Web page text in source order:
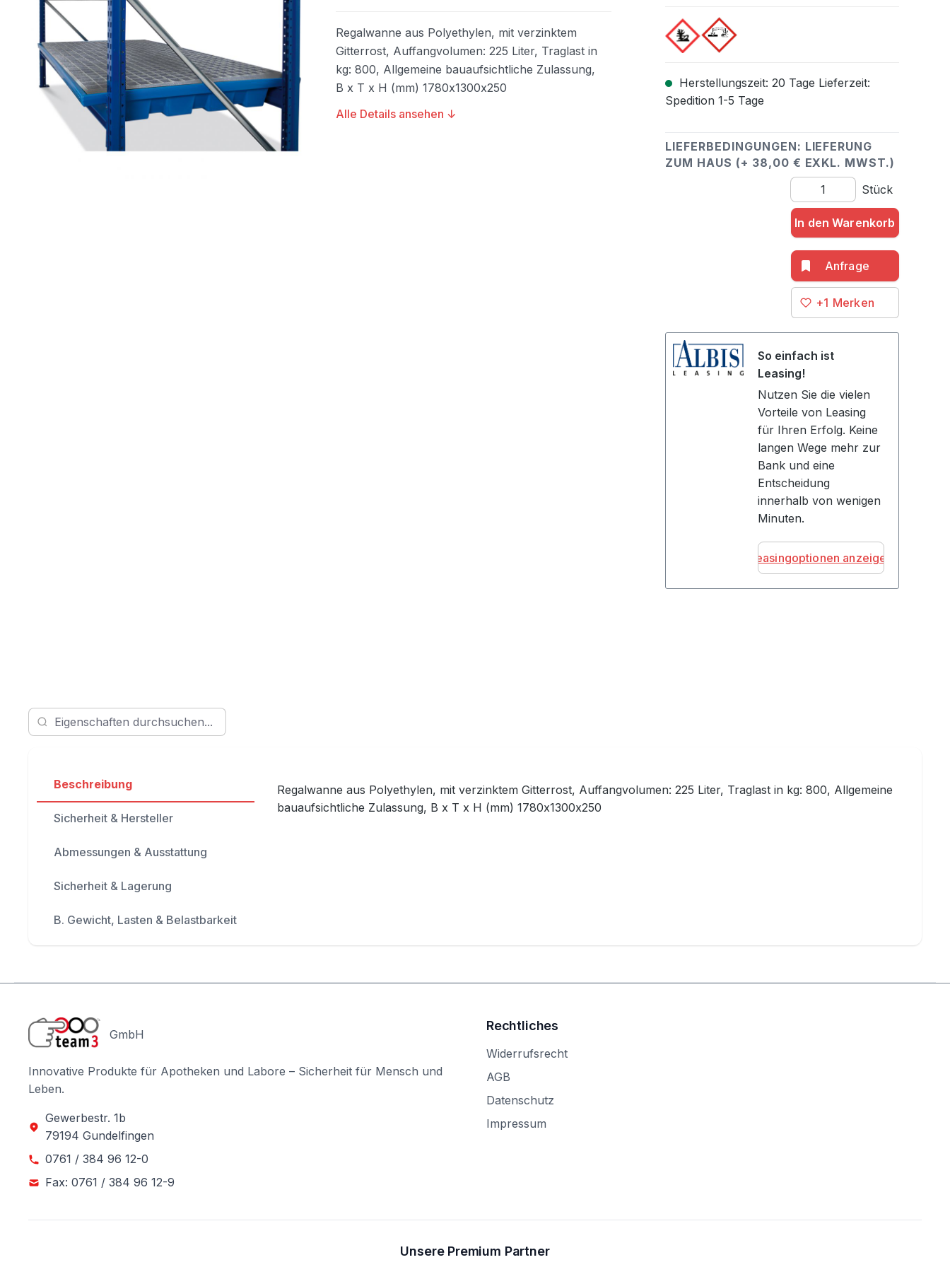
Regalwanne aus Polyethylen, mit verzinktem
Gitterrost, Auffangvolumen: 225 Liter, Traglast in
kg: 800, Allgemeine bauaufsichtliche Zulassung,
B x T x H (mm) 1780x1300x250
Alle Details ansehen ↓
Herstellungszeit: 20 Tage Lieferzeit:
Spedition 1-5 Tage
LIEFERBEDINGUNGEN: LIEFERUNG
ZUM HAUS (+ 38,00 € EXKL. MWST.)
Produkt Anzahl: Gib den
Stück
In den Warenkorb
+1
So einfach ist
Leasing!
Nutzen Sie die vielen
Vorteile von Leasing
für Ihren Erfolg. Keine
langen Wege mehr zur
Bank und eine
Entscheidung
innerhalb von wenigen
Minuten.
Leasingoptionen anzeigen
Beschreibung
Sicherheit & Hersteller
Abmessungen & Ausstattung
Sicherheit & Lagerung
B. Gewicht, Lasten & Belastbarkeit
Regalwanne aus Polyethylen, mit verzinktem Gitterrost, Auffangvolumen: 225 Liter, Traglast in kg: 800, Allgemeine
bauaufsichtliche Zulassung, B x T x H (mm) 1780x1300x250
GmbH
Innovative Produkte für Apotheken und Labore – Sicherheit für Mensch und
Leben.
Gewerbestr. 1b
79194 Gundelfingen
0761 / 384 96 12-0
Fax: 0761 / 384 96 12-9
Rechtliches
Widerrufsrecht
AGB
Datenschutz
Impressum
Unsere Premium Partner